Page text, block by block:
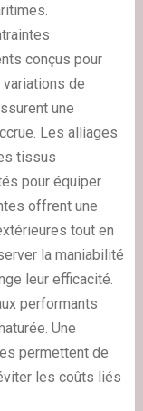
conçus pour
de
une
Les alliages
tissus
pour équiper
offrent une
tout en
la maniabilité
leur efficacité.
performants
Une
permettent de
les coûts liés